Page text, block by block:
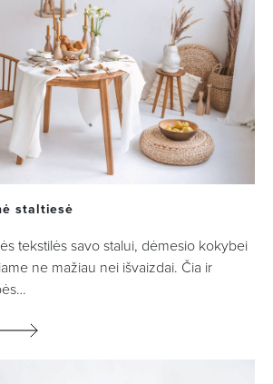
staltiesė
tekstilės savo stalui, dėmesio kokybei
ne mažiau nei išvaizdai. Čia ir